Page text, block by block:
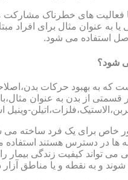
های خطرناک مشارکت
به عنوان مثال برای افراد
استفاده می شود.
شود؟
که به بهبود حرکات
قسمتی از بدن به عنوان
خاص برای یک فرد ساخته
ها در دسترس هستند
تواند کیفیت زندگی بیمار
و به نقطه و یا مناطق آزار